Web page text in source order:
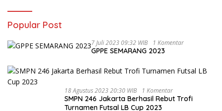
Popular Post
7 Juli 2023 09:32 WIB 1 Komentar
GPPE SEMARANG 2023
18 Agustus 2023 20:30 WIB 1 Komentar
SMPN 246 Jakarta Berhasil Rebut Trofi
Turnamen Futsal LB Cup 2023